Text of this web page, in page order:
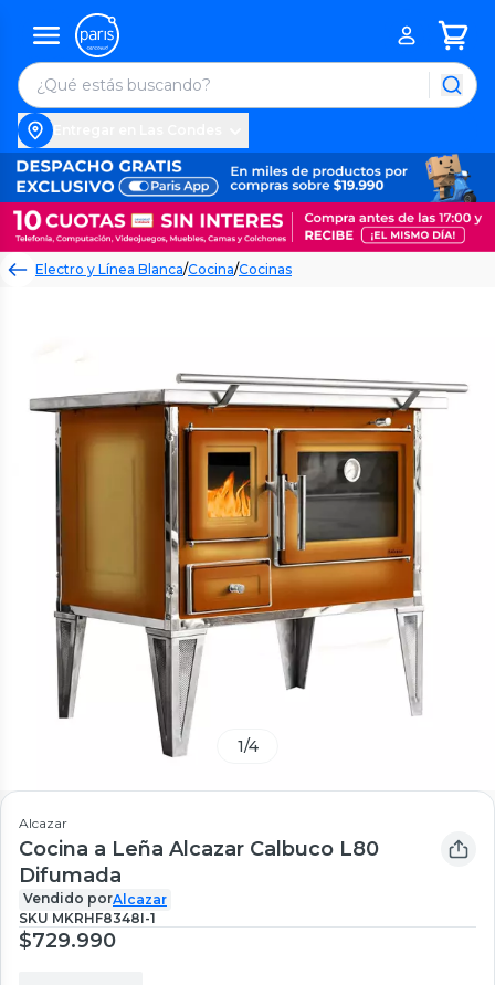
Electro y Línea Blanca/Cocina/Cocinas
1/4
Alcazar
Cocina a Leña Alcazar Calbuco L80
Difumada
Vendido porAlcazar
SKU MKRHF8348I-1
$729.990